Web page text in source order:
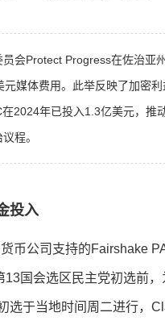
会Protect Progress在佐治亚
媒体费用。此举反映了加密
2024年已投入1.3亿美元，推
程。
投入
币公司支持的Fairshake
13国会选区民主党初选前
选于当地时间周二进行，